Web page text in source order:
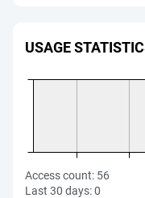
USAGE
Access count: 56
Last 30 days:0